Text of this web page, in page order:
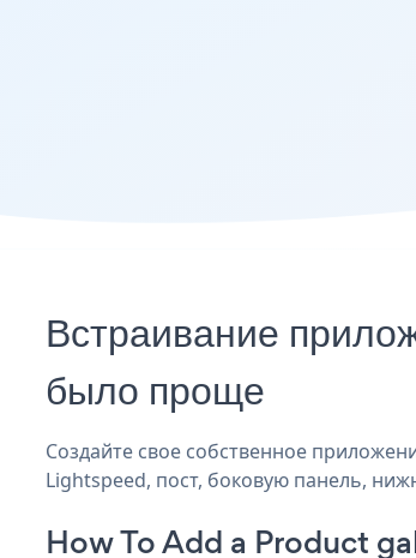
Встраивание
было проще
Создайте свое собственное
Lightspeed, пост, боковую панель,
How To Add a Product